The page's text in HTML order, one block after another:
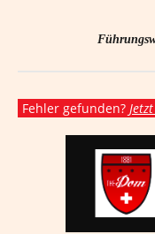
Fehler gefunden?